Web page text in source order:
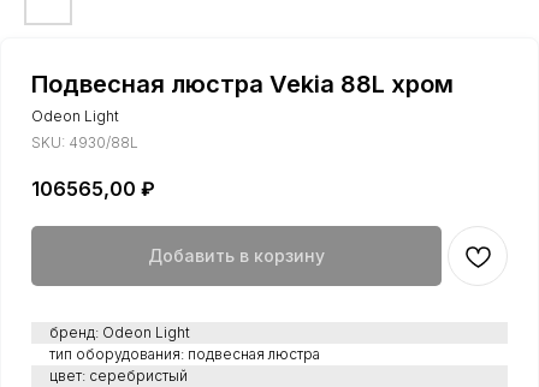
Подвесная люстра Vekia 88L хром
Odeon Light
SKU: 4930/88L
106565,00 ₽
Добавить в корзину
бренд: Odeon Light
тип оборудования: подвесная люстра
цвет: серебристый